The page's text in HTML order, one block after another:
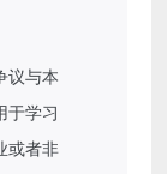
议与本
于学习
或者非